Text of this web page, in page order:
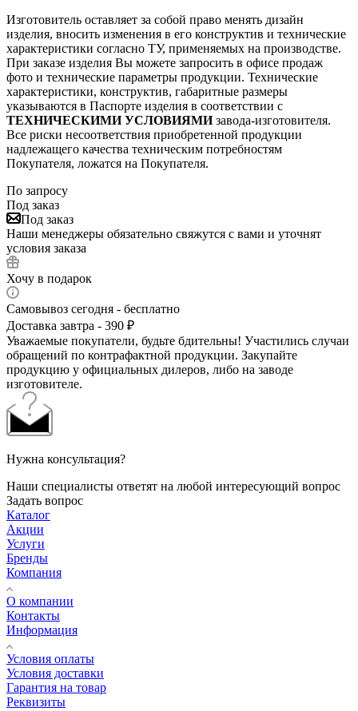
Изготовитель оставляет за собой право менять дизайн
изделия, вносить изменения в его конструктив и технические
характеристики согласно ТУ, применяемых на производстве.
При заказе изделия Вы можете запросить в офисе продаж
фото и технические параметры продукции. Технические
характеристики, конструктив, габаритные размеры
указываются в Паспорте изделия в соответствии с
ТЕХНИЧЕСКИМИ УСЛОВИЯМИзавода-изготовителя.
Все риски несоответствия приобретенной продукции
надлежащего качества техническим потребностям
Покупателя, ложатся на Покупателя.
По запросу
Под заказ
Под заказ
Наши менеджеры обязательно свяжутся с вами и уточнят
условия заказа
Хочу в подарок
Самовывоз сегодня - бесплатно
Доставка завтра - 390 ₽
Уважаемые покупатели, будьте бдительны! Участились случаи
обращений по контрафактной продукции. Закупайте
продукцию у официальных дилеров, либо на заводе
изготовителе.
Нужна консультация?
Наши специалисты ответят на любой интересующий вопрос
Задать вопрос
Каталог
Акции
Услуги
Бренды
Компания
О компании
Контакты
Информация
Условия оплаты
Условия доставки
Гарантия на товар
Реквизиты